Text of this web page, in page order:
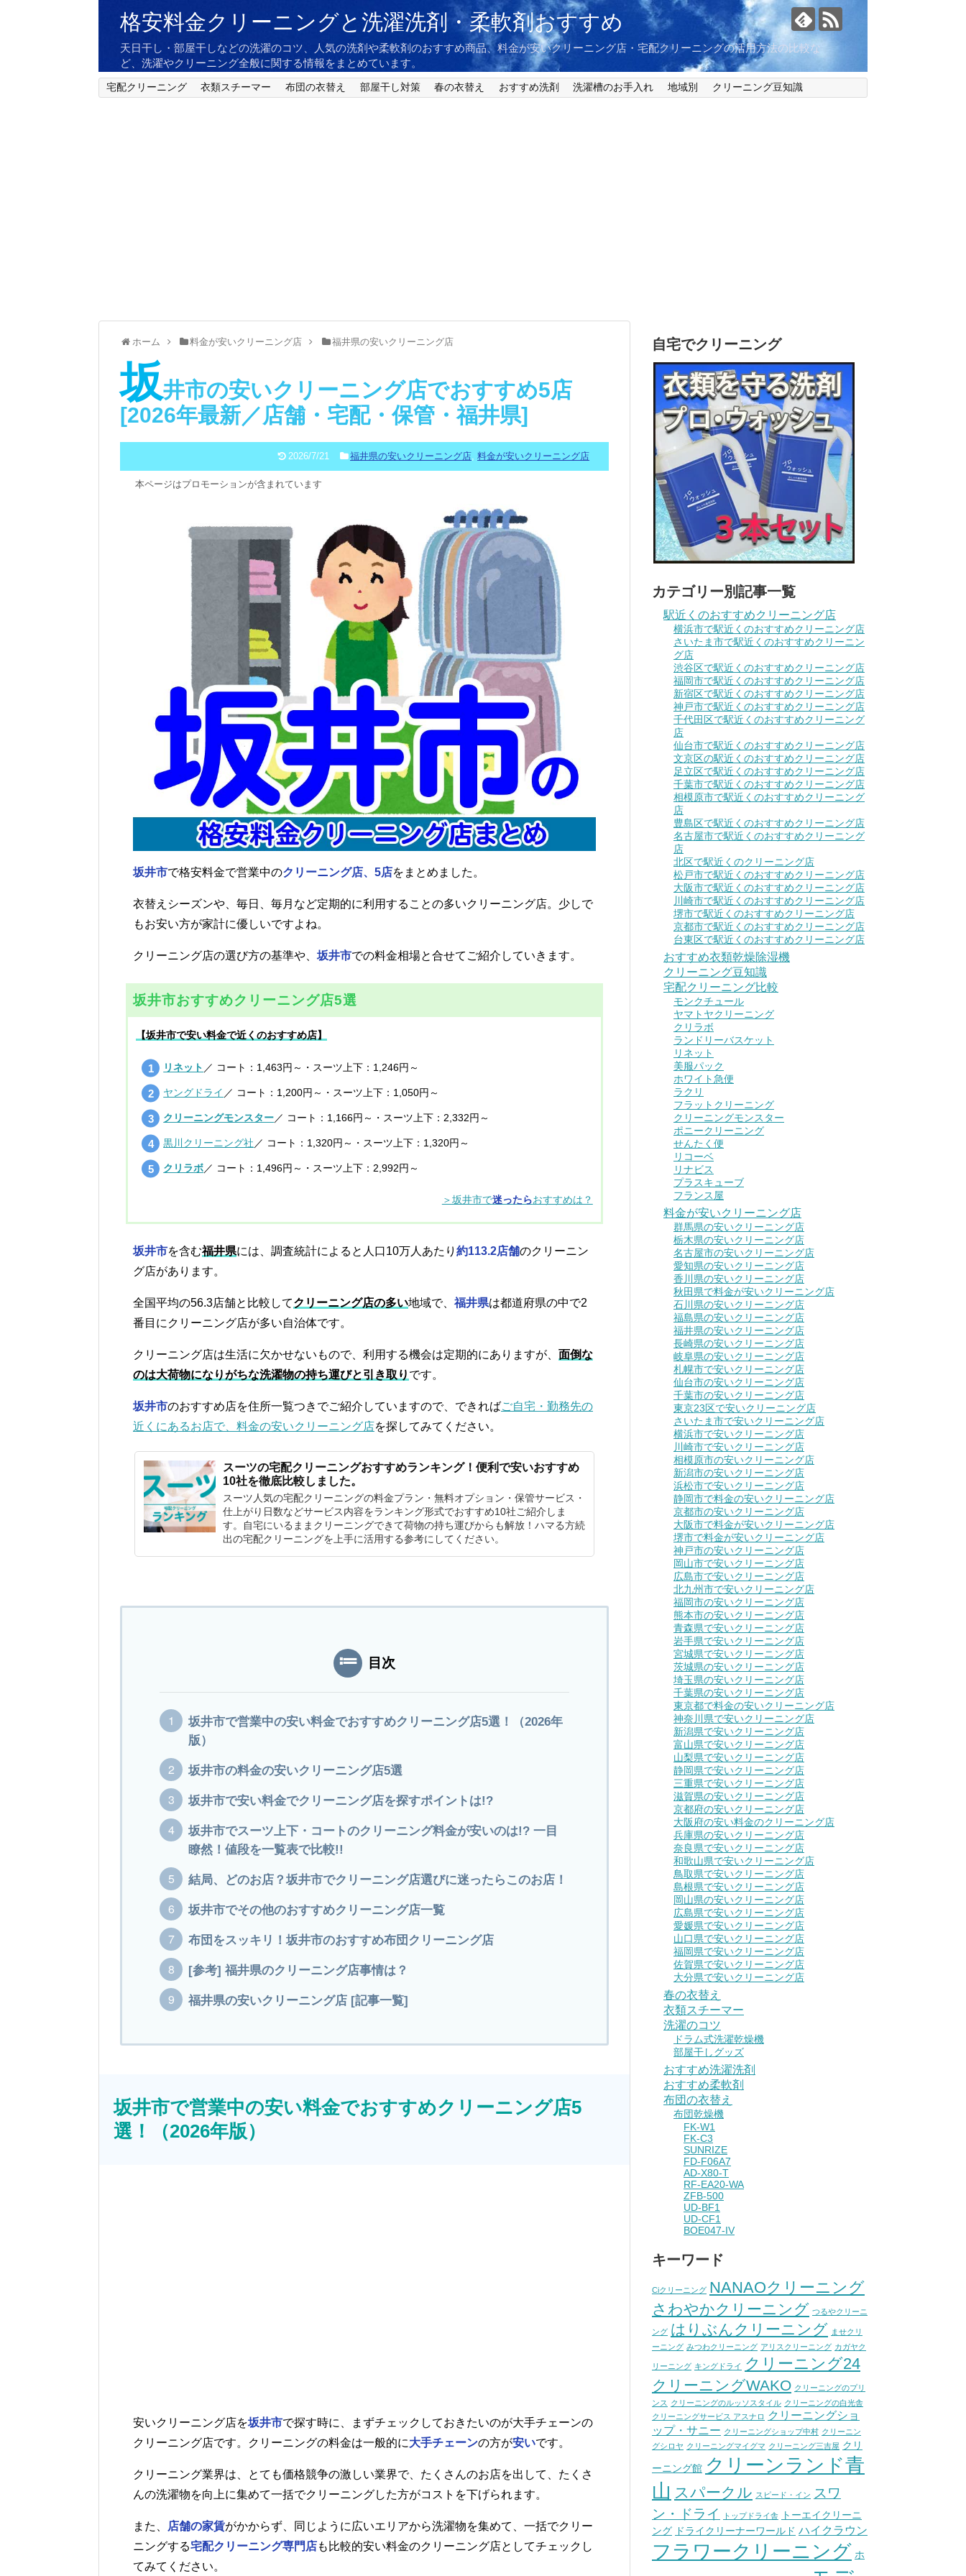
格安料金クリーニングと洗濯洗剤・柔軟剤おすすめ
天日干し・部屋干しなどの洗濯のコツ、人気の洗剤や柔軟剤のおすすめ商品、料金が安いクリーニング店・宅配クリーニングの活用方法の比較な
ど、洗濯やクリーニング全般に関する情報をまとめています。
宅配クリーニング 衣類スチーマー 布団の衣替え 部屋干し対策 春の衣替え おすすめ洗剤 洗濯槽のお手入れ 地域別 クリーニング豆知識
ホーム 料金が安いクリーニング店 福井県の安いクリーニング店
坂井市の安いクリーニング店でおすすめ5店
[2026年最新／店舗・宅配・保管・福井県]
2026/7/21 福井県の安いクリーニング店,料金が安いクリーニング店
本ページはプロモーションが含まれています
坂井市で格安料金で営業中のクリーニング店、5店をまとめました。
衣替えシーズンや、毎日、毎月など定期的に利用することの多いクリーニング店。少しで
もお安い方が家計に優しいですよね。
クリーニング店の選び方の基準や、 坂井市での料金相場と合せてご紹介していきます。
坂井市おすすめクリーニング店5選
【坂井市で安い料金で近くのおすすめ店】
リネット ／ コート：1,463円～・スーツ上下：1,246円～
ヤングドライ ／ コート：1,200円～・スーツ上下：1,050円～
クリーニングモンスター／ コート：1,166円～・スーツ上下：2,332円～
黒川クリーニング社 ／ コート：1,320円～・スーツ上下：1,320円～
クリラボ／ コート：1,496円～・スーツ上下：2,992円～
＞坂井市で迷ったらおすすめは？
坂井市を含む福井県には、調査統計によると人口10万人あたり 約113.2店舗のクリーニン
グ店があります。
全国平均の56.3店舗と比較してクリーニング店の多い地域で、 福井県は都道府県の中で2
番目にクリーニング店が多い自治体です。
クリーニング店は生活に欠かせないもので、利用する機会は定期的にありますが、 面倒な
のは大荷物になりがちな洗濯物の持ち運びと引き取り です。
坂井市のおすすめ店を住所一覧つきでご紹介していますので、できればご自宅・勤務先の
近くにあるお店で、料金の安いクリーニング店を探してみてください。
スーツの宅配クリーニングおすすめランキング！便利で安いおすすめ
10社を徹底比較しました。
スーツ人気の宅配クリーニングの料金プラン・無料オプション・保管サービス・
仕上がり日数などサービス内容をランキング形式でおすすめ10社ご紹介しま
す。自宅にいるままクリーニングできて荷物の持ち運びからも解放！ハマる方続
出の宅配クリーニングを上手に活用する参考にしてください。
目次
坂井市で営業中の安い料金でおすすめクリーニング店5選！（2026年
版）
坂井市の料金の安いクリーニング店5選
坂井市で安い料金でクリーニング店を探すポイントは!?
坂井市でスーツ上下・コートのクリーニング料金が安いのは!? 一目
瞭然！値段を一覧表で比較!!
結局、どのお店？坂井市でクリーニング店選びに迷ったらこのお店！
坂井市でその他のおすすめクリーニング店一覧
布団をスッキリ！坂井市のおすすめ布団クリーニング店
[参考] 福井県のクリーニング店事情は？
福井県の安いクリーニング店 [記事一覧]
坂井市で営業中の安い料金でおすすめクリーニング店5
選！（2026年版）
安いクリーニング店を坂井市で探す時に、まずチェックしておきたいのが大手チェーンの
クリーニング店です。クリーニングの料金は一般的に大手チェーンの方が安いです。
クリーニング業界は、とても価格競争の激しい業界で、たくさんのお店を出して、たくさ
んの洗濯物を向上に集めて一括でクリーニングした方がコストを下げられます。
また、 店舗の家賃がかからず、同じように広いエリアから洗濯物を集めて、一括でクリー
ニングする宅配クリーニング専門店も比較的安い料金のクリーニング店としてチェックし
てみてください。
自宅でクリーニング
カテゴリー別記事一覧
駅近くのおすすめクリーニング店
横浜市で駅近くのおすすめクリーニング店
さいたま市で駅近くのおすすめクリーニン
グ店
渋谷区で駅近くのおすすめクリーニング店
福岡市で駅近くのおすすめクリーニング店
新宿区で駅近くのおすすめクリーニング店
神戸市で駅近くのおすすめクリーニング店
千代田区で駅近くのおすすめクリーニング
店
仙台市で駅近くのおすすめクリーニング店
文京区の駅近くのおすすめクリーニング店
足立区で駅近くのおすすめクリーニング店
千葉市で駅近くのおすすめクリーニング店
相模原市で駅近くのおすすめクリーニング
店
豊島区で駅近くのおすすめクリーニング店
名古屋市で駅近くのおすすめクリーニング
店
北区で駅近くのクリーニング店
松戸市で駅近くのおすすめクリーニング店
大阪市で駅近くのおすすめクリーニング店
川崎市で駅近くのおすすめクリーニング店
堺市で駅近くのおすすめクリーニング店
京都市で駅近くのおすすめクリーニング店
台東区で駅近くのおすすめクリーニング店
おすすめ衣類乾燥除湿機
クリーニング豆知識
宅配クリーニング比較
モンクチュール
ヤマトヤクリーニング
クリラボ
ランドリーバスケット
リネット
美服パック
ホワイト急便
ラクリ
フラットクリーニング
クリーニングモンスター
ポニークリーニング
せんたく便
リコーベ
リナビス
プラスキューブ
フランス屋
料金が安いクリーニング店
群馬県の安いクリーニング店
栃木県の安いクリーニング店
名古屋市の安いクリーニング店
愛知県の安いクリーニング店
香川県の安いクリーニング店
秋田県で料金が安いクリーニング店
石川県の安いクリーニング店
福島県の安いクリーニング店
福井県の安いクリーニング店
長崎県の安いクリーニング店
岐阜県の安いクリーニング店
札幌市で安いクリーニング店
仙台市の安いクリーニング店
千葉市の安いクリーニング店
東京23区で安いクリーニング店
さいたま市で安いクリーニング店
横浜市で安いクリーニング店
川崎市で安いクリーニング店
相模原市の安いクリーニング店
新潟市の安いクリーニング店
浜松市で安いクリーニング店
静岡市で料金の安いクリーニング店
京都市の安いクリーニング店
大阪市で料金が安いクリーニング店
堺市で料金が安いクリーニング店
神戸市の安いクリーニング店
岡山市で安いクリーニング店
広島市で安いクリーニング店
北九州市で安いクリーニング店
福岡市の安いクリーニング店
熊本市の安いクリーニング店
青森県で安いクリーニング店
岩手県で安いクリーニング店
宮城県で安いクリーニング店
茨城県の安いクリーニング店
埼玉県の安いクリーニング店
千葉県の安いクリーニング店
東京都で料金の安いクリーニング店
神奈川県で安いクリーニング店
新潟県で安いクリーニング店
富山県で安いクリーニング店
山梨県で安いクリーニング店
静岡県で安いクリーニング店
三重県で安いクリーニング店
滋賀県の安いクリーニング店
京都府の安いクリーニング店
大阪府の安い料金のクリーニング店
兵庫県の安いクリーニング店
奈良県で安いクリーニング店
和歌山県で安いクリーニング店
鳥取県で安いクリーニング店
島根県で安いクリーニング店
岡山県の安いクリーニング店
広島県で安いクリーニング店
愛媛県で安いクリーニング店
山口県で安いクリーニング店
福岡県で安いクリーニング店
佐賀県で安いクリーニング店
大分県で安いクリーニング店
春の衣替え
衣類スチーマー
洗濯のコツ
ドラム式洗濯乾燥機
部屋干しグッズ
おすすめ洗濯洗剤
おすすめ柔軟剤
布団の衣替え
布団乾燥機
FK-W1
FK-C3
SUNRIZE
FD-F06A7
AD-X80-T
RF-EA20-WA
ZFB-500
UD-BF1
UD-CF1
BOE047-IV
キーワード
Ciクリーニング NANAOクリーニング
さわやかクリーニング つるやクリーニ
ング はりぶんクリーニング ませクリ
ーニング みつわクリーニング アリスクリーニング カガヤク
リーニング キングドライ クリーニング24
クリーニングWAKO クリーニングのプリ
ンス クリーニングのルッソスタイル クリーニングの白光舎
クリーニングサービス アスナロ
クリーニングショ
ップ・サニー クリーニングショップ中村 クリーニン
グシロヤ クリーニングマイグマ クリーニング三吉屋 クリ
ーニング館 クリーンランド青
山 スパークル スピード・イン スワ
ン・ドライ
トップドライ舎
トーエイクリーニ
ング ドライクリーナーワールド ハイクラウン
フラワークリーニング ホ